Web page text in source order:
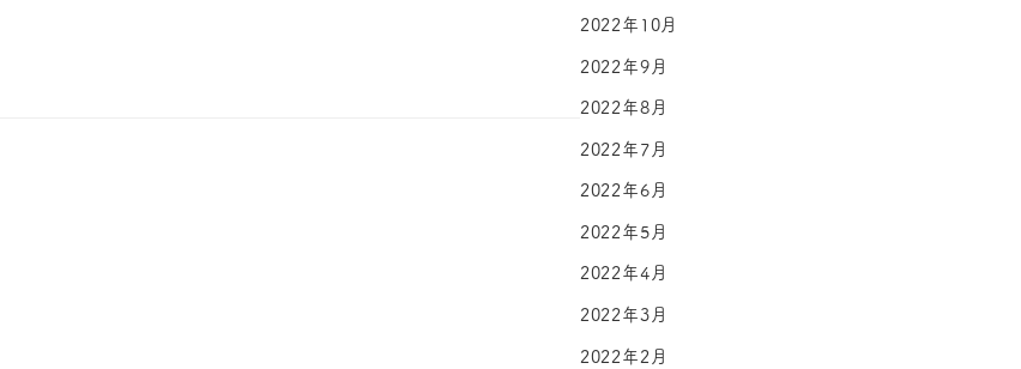
2022年10月
2022年9月
2022年8月
2022年7月
2022年6月
2022年5月
2022年4月
2022年3月
2022年2月